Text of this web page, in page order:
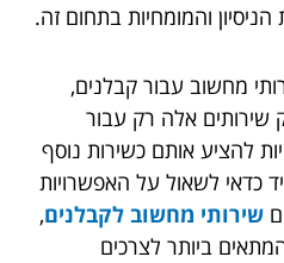
והמומחיות בתחום זה.
מחשוב עבור קבלנים,
שירותים אלה רק עבור
להציע אותם כשירות נוסף
כדאי לשאול על האפשרויות
שירותי מחשוב לקבלנים,
ביותר לצרכים